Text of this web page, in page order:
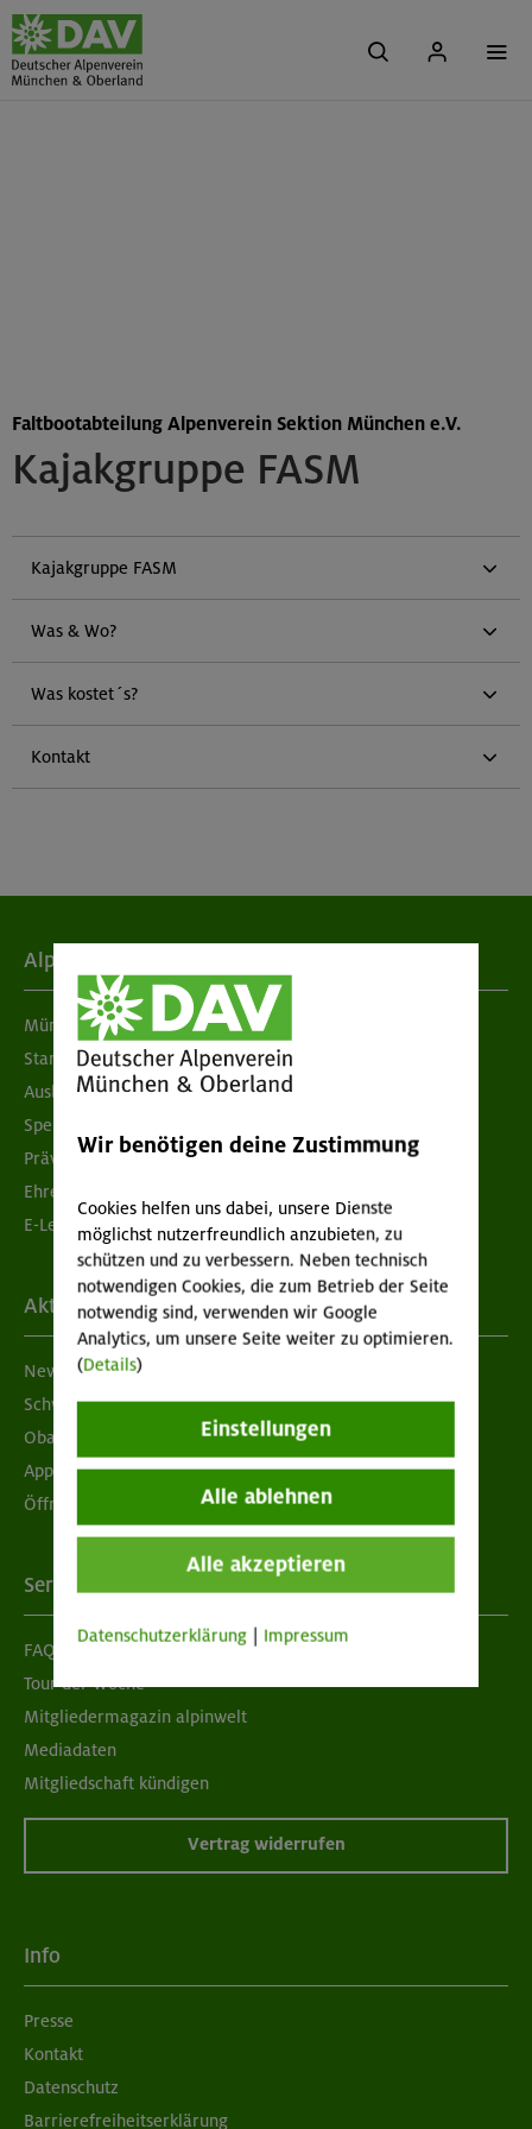
Kajakgruppe FASM
Faltbootabteilung Alpenverein Sektion München e.V.
Kajakgruppe FASM
Was & Wo?
Was kostet´s?
Kontakt
Alpenverein
München & Oberland
Standorte
Ausbildung & Jobs
Spenden
Prävention sexualisierter Gewalt
Ehrenamtsbörse
E-Learning
Aktuelles
Newsletter
Schwarzes Brett
Obacht geben!
App "Mein DAV+"
Öffnungszeiten
Services
FAQ
Tour der Woche
Mitgliedermagazin alpinwelt
Mediadaten
Mitgliedschaft kündigen
Vertrag widerrufen
Info
Presse
Kontakt
Datenschutz
Barrierefreiheitserklärung
Wir benötigen deine Zustimmung
Cookies helfen uns dabei, unsere Dienste
möglichst nutzerfreundlich anzubieten, zu
schützen und zu verbessern. Neben technisch
notwendigen Cookies, die zum Betrieb der Seite
notwendig sind, verwenden wir Google
Analytics, um unsere Seite weiter zu optimieren.
(Details)
Einstellungen
Alle ablehnen
Alle akzeptieren
Datenschutzerklärung Impressum